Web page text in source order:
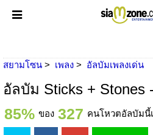
สยามโซน เพลง อัลบัมเพลงเด่น
อัลบัม Sticks + Stones
85% ของ 327 คนโหวตอัลบัมนี้